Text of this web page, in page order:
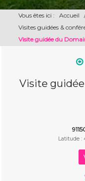
Vous êtes ici : Accueil
Visites guidées &
Visite guidée du
Visite
Latitude :